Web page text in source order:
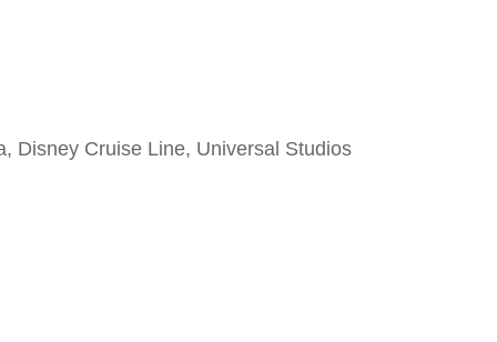
Disney Cruise Line, Universal Studios